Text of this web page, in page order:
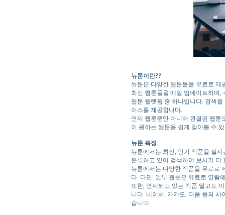
뉴툰이란??
뉴툰은 다양한 웹툰들을 무료로 제
최신 웹툰들을 매일 업데이트하며,
웹툰 플랫폼 중 하나입니다. 검색
이스를 제공합니다.
연재 웹툰뿐만 아니라 완결된 웹툰
이 원하는 웹툰을 쉽게 찾아볼 수
뉴툰 특징
뉴툰에서는 최신, 인기 작품을 실
분류하고 있어 검색하여 보시기 더
뉴툰에서는 다양한 작품을 무료로
다. 다만, 일부 웹툰은 유료로 열람
또한, 연재되고 있는 작품 말고도
니다. 네이버, 카카오, 다음 등의
습니다.